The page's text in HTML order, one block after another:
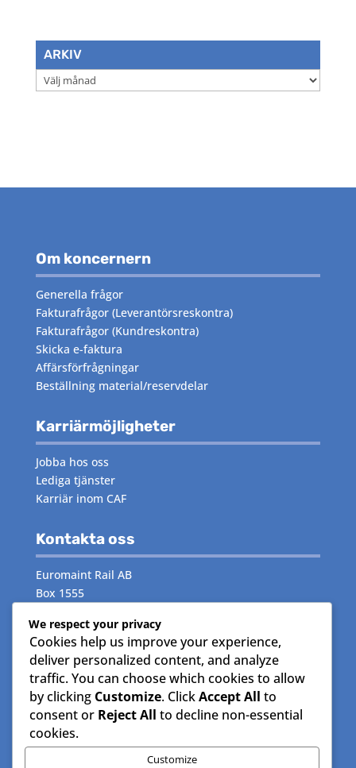
ARKIV
Arkiv
Om koncernern
Generella frågor
Fakturafrågor(Leverantörsreskontra)
Fakturafrågor(Kundreskontra)
Skicka e-faktura
Affärsförfrågningar
Beställning material/reservdelar
Karriärmöjligheter
Jobba hos oss
Lediga tjänster
Karriär inom CAF
Kontakta oss
Euromaint Rail AB
Box 1555
Växeln:måndag–fredag 08.00–16.00
Telefon: 08- 515 15 000
Följ oss
Facebook
We respect your privacy
Cookies help us improve your experience,
deliver personalized content, and analyze
traffic. You can choose which cookies to allow
by clicking Customize. ClickAccept All to
consent or Reject All to decline non-essential
cookies.
Customize